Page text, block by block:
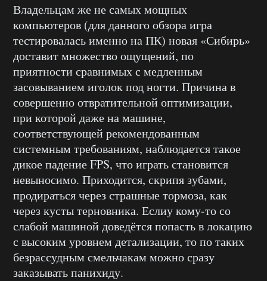
Владельцам же не самых мощных
компьютеров (для данного обзора игра
тестировалась именно на ПК) новая «Сибирь»
доставит множество ощущений, по
приятности сравнимых с медленным
засовыванием иголок под ногти. Причина в
совершенно отвратительной оптимизации,
при которой даже на машине,
соответствующей рекомендованным
системным требованиям, наблюдается такое
дикое падение FPS, что играть становится
невыносимо. Приходится, скрипя зубами,
продираться через страшные тормоза, как
через кусты терновника. Еслиу кому-то со
слабой машиной доведётся попасть в локацию
с высоким уровнем детализации, то по таких
безрассудным смельчакам можно сразу
заказывать панихиду.